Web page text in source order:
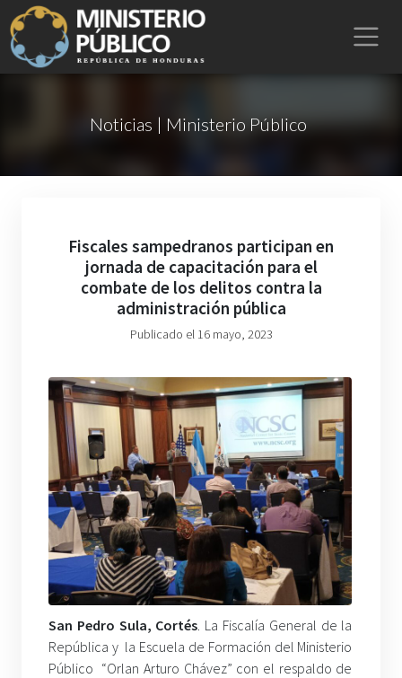
Noticias | Ministerio Público
Fiscales sampedranos participan en
jornada de capacitación para el
combate de los delitos contra la
administración pública
Publicado el 16 mayo, 2023
San Pedro Sula, Cortés . La Fiscalía General de la
República y la Escuela de Formación del Ministerio
Público “Orlan Arturo Chávez” con el respaldo de